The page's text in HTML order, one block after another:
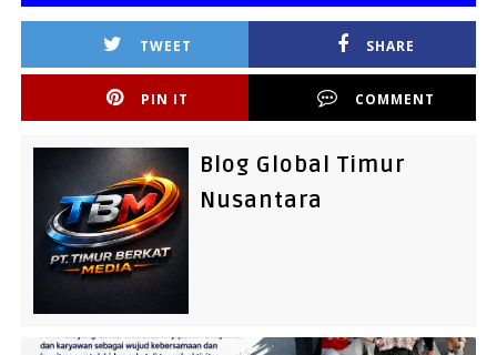
TWEET SHARE
PIN IT COMMENT
Blog Global Timur
Nusantara